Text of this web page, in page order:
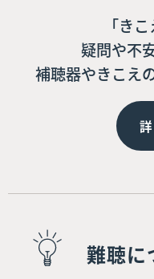
「き
疑問や不
補聴器やきこえ
難聴に